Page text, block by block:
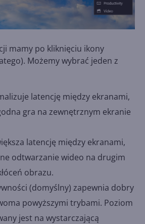
mamy po kliknięciu ikony
Możemy wybrać jeden z
latencję między ekranami,
gra na zewnętrznym ekranie
latencję między ekranami,
odtwarzanie wideo na drugim
obrazu.
(domyślny) zapewnia dobry
powyższymi trybami. Poziom
jest na wystarczającą